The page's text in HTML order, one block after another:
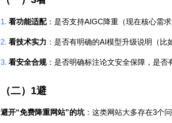
1. 看功能适配：是否支持AIGC降重（现在核心需
2. 看技术实力 ：是否有明确的AI模型升级说明（比
3. 看安全合规：是否明确标注论文安全保障，是否
（二） 1避
避开“免费降重网站”的坑：这类网站大多存在3个